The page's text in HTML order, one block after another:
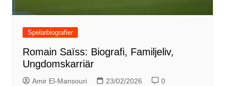
Spelarbiografier
Romain Saïss: Biografi, Familjeliv,
Ungdomskarriär
Amir El-Mansouri 23/02/2026 0